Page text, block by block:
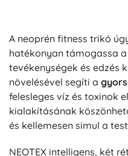
A neoprén fitness trikó
hatékonyan támogassa
tevékenységek és edzés
növelésével segíti a
felesleges víz és toxinok
kialakításának
és kellemesen simul a
NEOTEX intelligens, két